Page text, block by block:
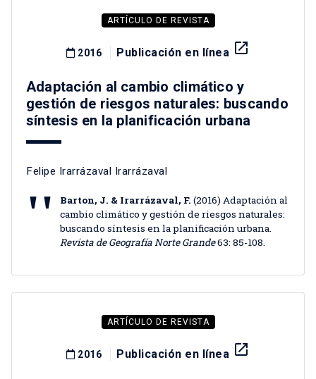
ARTÍCULO DE REVISTA
2016 Publicación en línea launch
Adaptación al cambio climático y
gestión de riesgos naturales: buscando
síntesis en la planificación urbana
Felipe Irarrázaval Irarrázaval
Barton, J. & Irarrázaval, F. (2016) Adaptación al
cambio climático y gestión de riesgos naturales:
buscando síntesis en la planificación urbana.
Revista de Geografía Norte Grande63: 85-108.
ARTÍCULO DE REVISTA
2016 Publicación en línea launch